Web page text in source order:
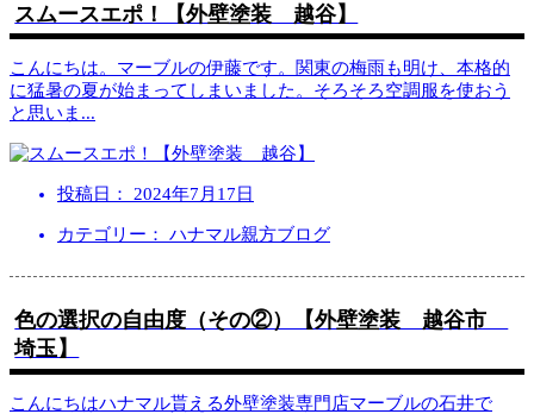
スムースエポ！【外壁塗装 越谷】
こんにちは。マーブルの伊藤です。関東の梅雨も明け、本格的
に猛暑の夏が始まってしまいました。そろそろ空調服を使おう
と思いま ...
投稿日： 2024年7月17日
カテゴリー： ハナマル親方ブログ
色の選択の自由度（その②）【外壁塗装 越谷市
埼玉】
こんにちはハナマル貰える外壁塗装専門店マーブルの石井で